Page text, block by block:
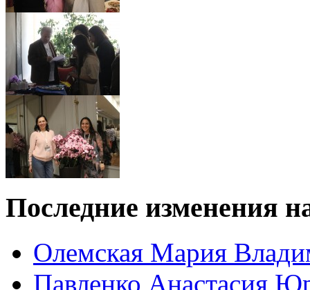
Последние изменения
Олемская Мария
Павленко Анастасия